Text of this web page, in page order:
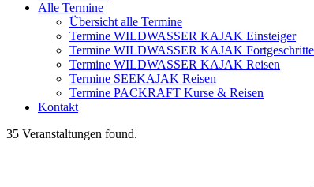
Alle Termine
Übersicht alle Termine
Termine WILDWASSER KAJAK Einsteiger
Termine WILDWASSER KAJAK
Termine WILDWASSER KAJAK Reisen
Termine SEEKAJAK Reisen
Termine PACKRAFT Kurse & Reisen
Kontakt
35 Veranstaltungen found.